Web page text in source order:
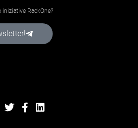
RackOne?